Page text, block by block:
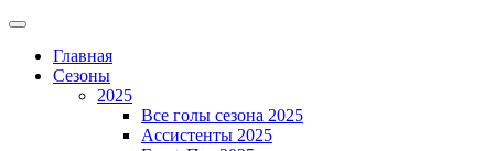
Главная
Сезоны
2025
Все голы сезона 2025
Ассистенты 2025